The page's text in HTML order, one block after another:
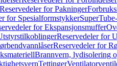
Reservedeler for Pakninger
for SpesialformstykkerSuperTube-
for Ekspansjonsmuffer
Reservedeler for
Reservedeler for
Brannvern, lydisolering
Tettinger